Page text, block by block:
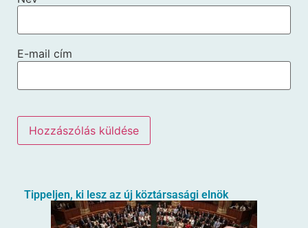
E-mail cím
Tippeljen, ki lesz az új köztársasági elnök